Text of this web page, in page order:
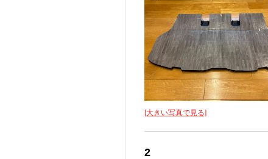
[大きい写真で見る]
2